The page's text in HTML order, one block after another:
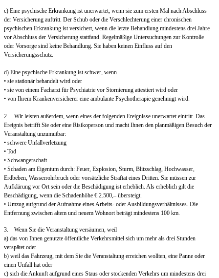
c) Eine psychische Erkrankung ist unerwartet, wenn sie zum ersten Mal nach Abschluss
der Versicherung auftritt. Der Schub oder die Verschlechterung einer chronischen
psychischen Erkrankung ist versichert, wenn die letzte Behandlung mindestens drei Jahre
vor Abschluss der Versicherung stattfand. Regelmäßige Untersuchungen zur Kontrolle
oder Vorsorge sind keine Behandlung. Sie haben keinen Einfluss auf den
Versicherungsschutz.
d) Eine psychische Erkrankung ist schwer, wenn
• sie stationär behandelt wird oder
• sie von einem Facharzt für Psychiatrie vor Stornierung attestiert wird oder
• von Ihrem Krankenversicherer eine ambulante Psychotherapie genehmigt wird.
2. Wir leisten außerdem, wenn eines der folgenden Ereignisse unerwartet eintritt. Das
Ereignis betrifft Sie oder eine Risikoperson und macht Ihnen den planmäßigen Besuch der
Veranstaltung unzumutbar:
• schwere Unfallverletzung
• Tod
• Schwangerschaft
• Schaden am Eigentum durch: Feuer, Explosion, Sturm, Blitzschlag, Hochwasser,
Erdbeben, Wasserrohrbruch oder vorsätzliche Straftat eines Dritten. Sie müssen zur
Aufklärung vor Ort sein oder die Beschädigung ist erheblich. Als erheblich gilt die
Beschädigung, wenn die Schadenhöhe € 2.500,– übersteigt.
• Umzug aufgrund der Aufnahme eines Arbeits- oder Ausbildungsverhältnisses. Die
Entfernung zwischen altem und neuem Wohnort beträgt mindestens 100 km.
3. Wenn Sie die Veranstaltung versäumen, weil
a) das von Ihnen genutzte öffentliche Verkehrsmittel sich um mehr als drei Stunden
verspätet oder
b) weil das Fahrzeug, mit dem Sie die Veranstaltung erreichen wollten, eine Panne oder
einen Unfall hat oder
c) sich die Ankunft aufgrund eines Staus oder stockenden Verkehrs um mindestens drei